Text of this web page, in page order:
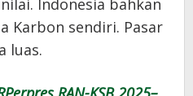
Indonesia bahkan
Karbon sendiri. Pasar
luas.